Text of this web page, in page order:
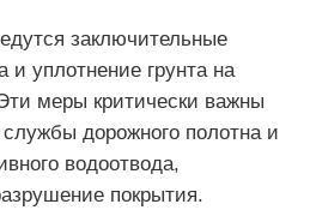
заключительные
и уплотнение грунта на
меры критически важны
дорожного полотна и
водоотвода,
покрытия.